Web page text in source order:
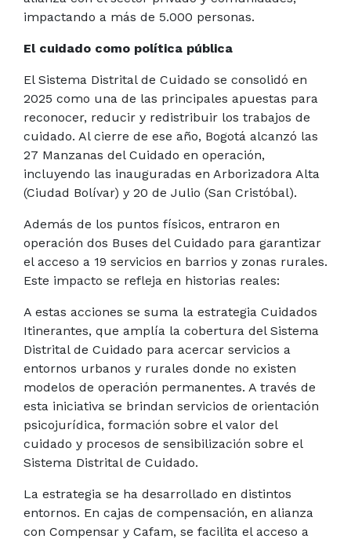
impactando a más de 5.000 personas.
El cuidado como política pública
El Sistema Distrital de Cuidado se consolidó en
2025 como una de las principales apuestas para
reconocer, reducir y redistribuir los trabajos de
cuidado. Al cierre de ese año, Bogotá alcanzó las
27 Manzanas del Cuidado en operación,
incluyendo las inauguradas en Arborizadora Alta
(Ciudad Bolívar) y 20 de Julio (San Cristóbal).
Además de los puntos físicos, entraron en
operación dos Buses del Cuidado para garantizar
el acceso a 19 servicios en barrios y zonas rurales.
Este impacto se refleja en historias reales:
A estas acciones se suma la estrategia Cuidados
Itinerantes, que amplía la cobertura del Sistema
Distrital de Cuidado para acercar servicios a
entornos urbanos y rurales donde no existen
modelos de operación permanentes. A través de
esta iniciativa se brindan servicios de orientación
psicojurídica, formación sobre el valor del
cuidado y procesos de sensibilización sobre el
Sistema Distrital de Cuidado.
La estrategia se ha desarrollado en distintos
entornos. En cajas de compensación, en alianza
con Compensar y Cafam, se facilita el acceso a